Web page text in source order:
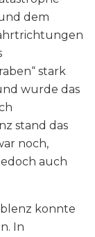
dem
stark
wurde das
stand das
noch,
auch
konnte
In